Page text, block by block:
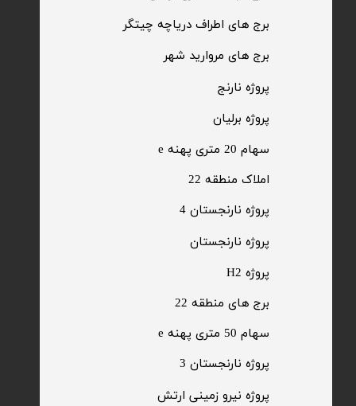
سهام 20 متری پهنه e​​​​​​​
​سهام 50 متری پهنه e
​املاک منطقه 22
برج های منطقه 22
پروژه برلیان
پروژه H2
​پروژه نارنج
​پروژه نارنجستان
​پروژه نیرو زمینی ارتش
​برج های اطراف دریاچه چیتگر
​برج های مروارید شهر
پروژه نارنجستان 4
​پروژه نارنجستان 3